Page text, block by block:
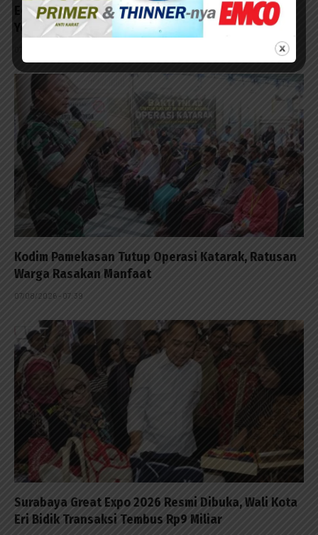
Edukasi HIV Sejak Sekolah, Sidoarjo Luncurkan
Youth Safeguard 2026
Kodim Pamekasan Tutup Operasi Katarak, Ratusan
Warga Rasakan Manfaat
07/08/2026 - 07:39
Surabaya Great Expo 2026 Resmi Dibuka, Wali Kota
Eri Bidik Transaksi Tembus Rp9 Miliar